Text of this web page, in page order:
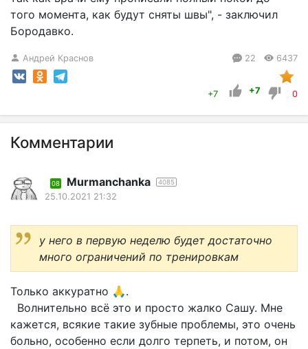
того момента, как будут сняты швы", - заключил
Бородавко.
Андрей Краснов 22 6437
+7 +7 0
Комментарии
08 Murmanchanka 4085
25.10.2021 21:32
у него в первую неделю будет достаточно
много ограничений по тренировкам
Только аккуратно 🙏.
Волнительно всё это и просто жалко Сашу. Мне
кажется, всякие такие зубные проблемы, это очень
больно, особенно если долго терпеть, и потом, он